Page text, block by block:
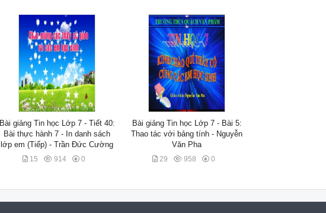
Bài giảng Tin học Lớp 7 - Tiết 40:
Bài thực hành 7 - In danh sách
lớp em (Tiếp) - Trần Đức Cường
15 914 0
Bài giảng Tin học Lớp 7 - Bài 5:
Thao tác với bảng tính - Nguyễn
Văn Pha
29 958 0